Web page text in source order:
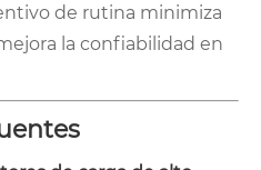
de rutina minimiza
la confiabilidad en